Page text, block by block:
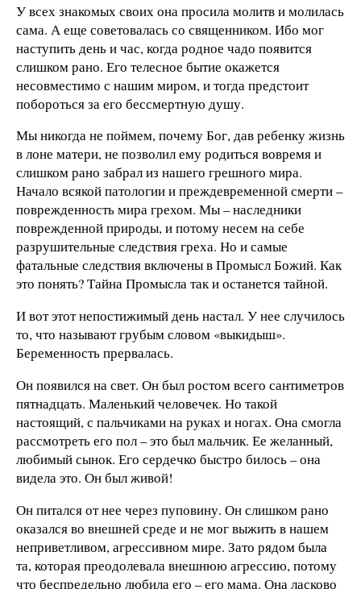
У всех знакомых своих она просила молитв и молилась
сама. А еще советовалась со священником. Ибо мог
наступить день и час, когда родное чадо появится
слишком рано. Его телесное бытие окажется
несовместимо с нашим миром, и тогда предстоит
побороться за его бессмертную душу.
Мы никогда не поймем, почему Бог, дав ребенку жизнь
в лоне матери, не позволил ему родиться вовремя и
слишком рано забрал из нашего грешного мира.
Начало всякой патологии и преждевременной смерти –
поврежденность мира грехом. Мы – наследники
поврежденной природы, и потому несем на себе
разрушительные следствия греха. Но и самые
фатальные следствия включены в Промысл Божий. Как
это понять? Тайна Промысла так и останется тайной.
И вот этот непостижимый день настал. У нее случилось
то, что называют грубым словом «выкидыш».
Беременность прервалась.
Он появился на свет. Он был ростом всего сантиметров
пятнадцать. Маленький человечек. Но такой
настоящий, с пальчиками на руках и ногах. Она смогла
рассмотреть его пол – это был мальчик. Ее желанный,
любимый сынок. Его сердечко быстро билось – она
видела это. Он был живой!
Он питался от нее через пуповину. Он слишком рано
оказался во внешней среде и не мог выжить в нашем
неприветливом, агрессивном мире. Зато рядом была
та, которая преодолевала внешнюю агрессию, потому
что беспредельно любила его – его мама. Она ласково